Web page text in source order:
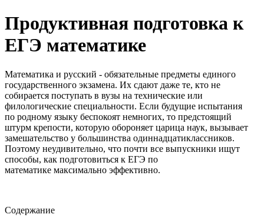
Продуктивная подготовка к
ЕГЭ математике
Математика и русский - обязательные предметы единого
государственного экзамена. Их сдают даже те, кто не
собирается поступать в вузы на технические или
филологические специальности. Если будущие испытания
по родному языку беспокоят немногих, то предстоящий
штурм крепости, которую обороняет царица наук, вызывает
замешательство у большинства одиннадцатиклассников.
Поэтому неудивительно, что почти все выпускники ищут
способы, как подготовиться к ЕГЭ по
математике максимально эффективно.
Содержание